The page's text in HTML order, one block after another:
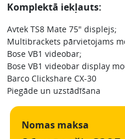
Komplektā iekļauts:
Avtek TS8 Mate 75″ displejs;
Multibrackets pārvietojams
Bose VB1 videobar;
Bose VB1 videobar display
Barco Clickshare CX-30
Piegāde un uzstādīšana
Nomas maksa